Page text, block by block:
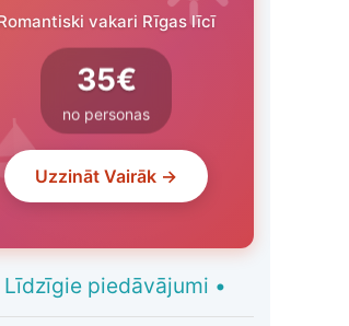
vakari Rīgas līcī
35€
no personas
Uzzināt Vairāk →
Līdzīgie piedāvājumi •